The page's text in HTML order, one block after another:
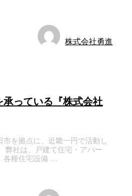
株式会社勇進
っている『株式会社
を拠点に、近畿一円で活動し
弊社は、戸建て住宅・アパー
各種住宅設備 …